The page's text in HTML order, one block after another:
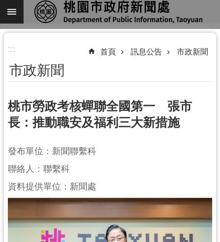
跳到主要內容區塊
進
搜
尋
關
我
們
機
通
訊
錄
::: 首頁 訊息公告 市政新聞
市政新聞
桃市勞政考核蟬聯全國第一 張市
長：推動職安及福利三大新措施
發布單位：新聞聯繫科
聯絡人：聯繫科
資料提供單位：新聞處